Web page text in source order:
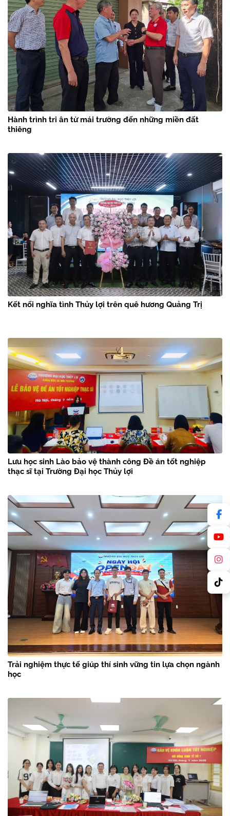
Hành trình tri ân từ mái trường đến những miền đất
thiêng
Kết nối nghĩa tình Thủy lợi trên quê hương Quảng Trị
Lưu học sinh Lào bảo vệ thành công Đề án tốt nghiệp
thạc sĩ tại Trường Đại học Thủy lợi
Trải nghiệm thực tế giúp thí sinh vững tin lựa chọn ngành
học